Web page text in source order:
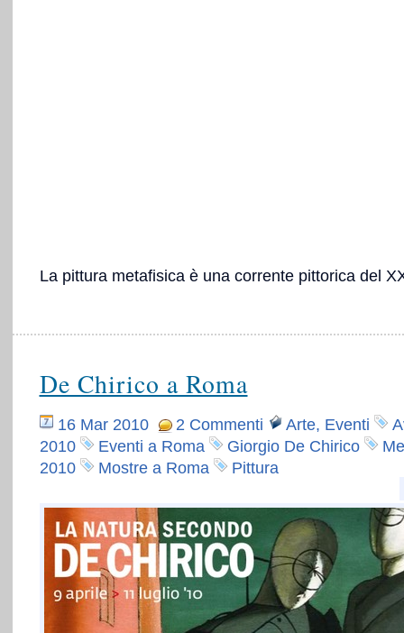
La pittura metafisica è una corrente pittorica del
De Chirico a Roma
16 Mar 2010 2 Commenti Arte, Eventi
2010
Eventi a Roma Giorgio De Chirico
2010
Mostre a Roma Pittura